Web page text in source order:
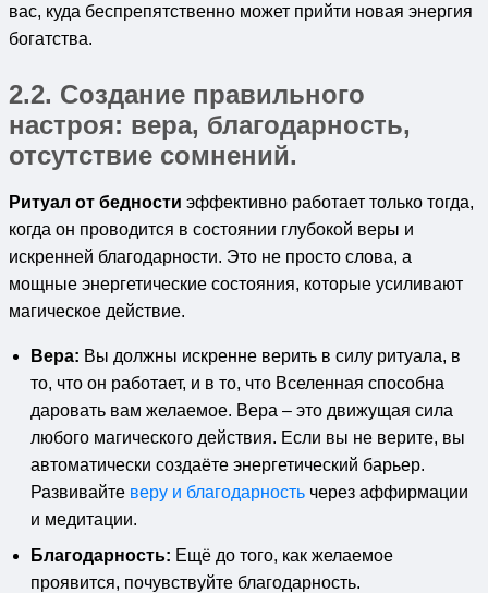
вас, куда беспрепятственно может прийти новая энергия
богатства.
2.2. Создание правильного
настроя: вера, благодарность,
отсутствие сомнений.
Ритуал от бедности эффективно работает только тогда,
когда он проводится в состоянии глубокой веры и
искренней благодарности. Это не просто слова, а
мощные энергетические состояния, которые усиливают
магическое действие.
Вера: Вы должны искренне верить в силу ритуала, в
то, что он работает, и в то, что Вселенная способна
даровать вам желаемое. Вера – это движущая сила
любого магического действия. Если вы не верите, вы
автоматически создаёте энергетический барьер.
Развивайте веру и благодарность через аффирмации
и медитации.
Благодарность: Ещё до того, как желаемое
проявится, почувствуйте благодарность.